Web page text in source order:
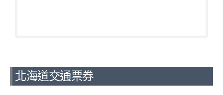
北海道交通票券